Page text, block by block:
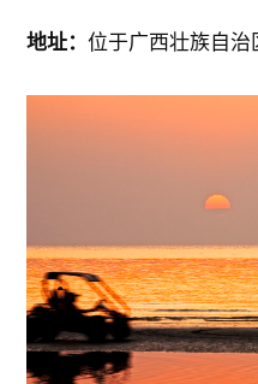
地址：位于广西壮族自